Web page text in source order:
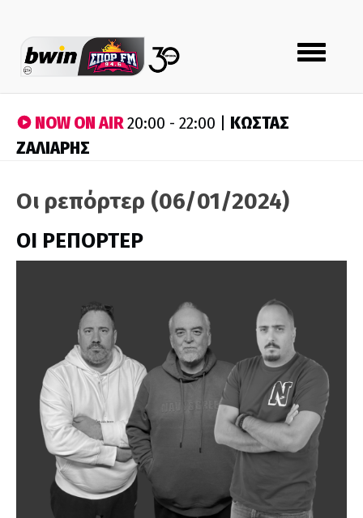
Toggle
navigation
NOW ON AIR20:00 - 22:00 | ΚΩΣΤΑΣ
ΖΑΛΙΑΡΗΣ
Οι ρεπόρτερ (06/01/2024)
ΟΙ ΡΕΠΟΡΤΕΡ